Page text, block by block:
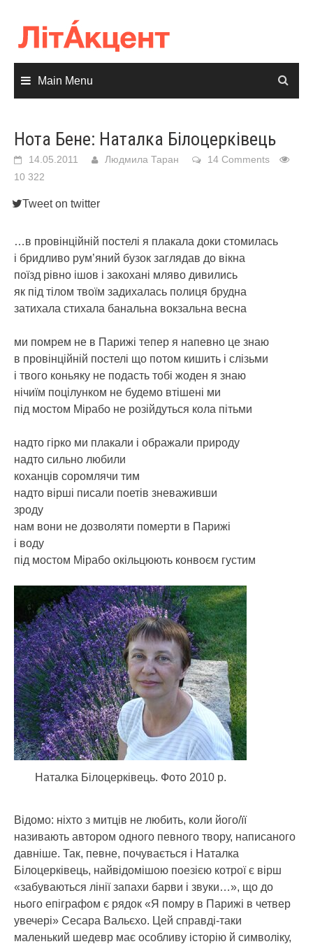
content
Main Menu
Нота Бене: Наталка Білоцерківець
14.05.2011 Людмила Таран
14 Comments
10 322
Tweet on twitter
…в провінційній постелі я плакала доки стомилась
і бридливо рум’яний бузок заглядав до вікна
поїзд рівно ішов і закохані мляво дивились
як під тілом твоїм задихалась полиця брудна
затихала стихала банальна вокзальна весна
ми помрем не в Парижі тепер я напевно це знаю
в провінційній постелі що потом кишить і слізьми
і твого коньяку не подасть тобі жоден я знаю
нічиїм поцілунком не будемо втішені ми
під мостом Мірабо не розійдуться кола пітьми
надто гірко ми плакали і ображали природу
надто сильно любили
коханців соромлячи тим
надто вірші писали поетів зневаживши
зроду
нам вони не дозволяти померти в Парижі
і воду
під мостом Мірабо окільцюють конвоєм густим
Наталка Білоцерківець. Фото 2010 р.
Відомо: ніхто з митців не любить, коли його/її
називають автором одного певного твору, написаного
давніше. Так, певне, почувається і Наталка
Білоцерківець, найвідомішою поезією котрої є вірш
«забуваються лінії запахи барви і звуки…», що до
нього епіграфом є рядок «Я помру в Парижі в четвер
увечері» Сесара Вальєхо. Цей справді-таки
маленький шедевр має особливу історію й символіку,